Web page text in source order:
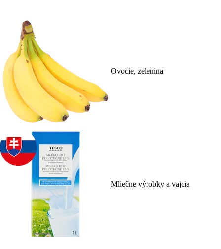
Ovocie, zelenina
Mliečne výrobky a vajcia